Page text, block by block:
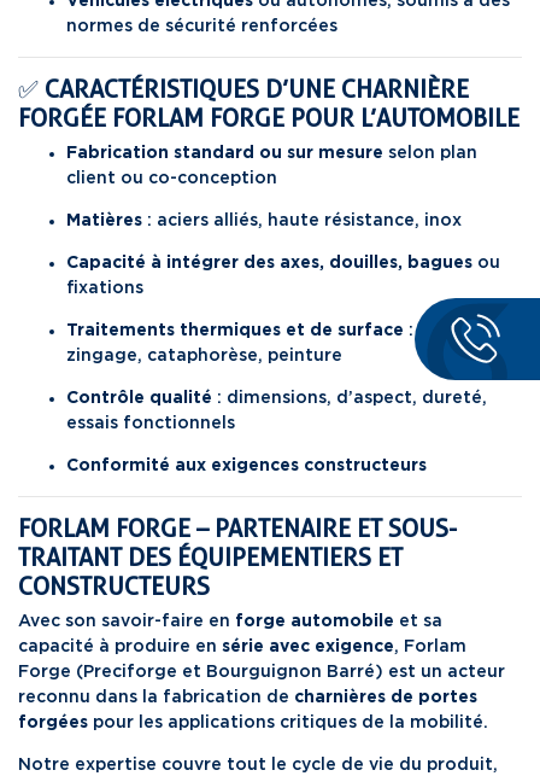
normes de sécurité renforcées
✅ CARACTÉRISTIQUES D’UNE CHARNIÈRE
FORGÉE FORLAM FORGE POUR L’AUTOMOBILE
Fabrication standard ou sur mesure selon plan
client ou co-conception
Matières : aciers alliés, haute résistance, inox
Capacité à intégrer des axes, douilles, bagues ou
fixations
Traitements thermiques et de surface : trempe,
zingage, cataphorèse, peinture
Contrôle qualité : dimensions, d’aspect, dureté,
essais fonctionnels
Conformité aux exigences constructeurs
FORLAM FORGE – PARTENAIRE ET SOUS-
TRAITANT DES ÉQUIPEMENTIERS ET
CONSTRUCTEURS
Avec son savoir-faire en forge automobile et sa
capacité à produire en série avec exigence, Forlam
Forge (Preciforge et Bourguignon Barré) est un acteur
reconnu dans la fabrication de charnières de portes
forgées pour les applications critiques de la mobilité.
Notre expertise couvre tout le cycle de vie du produit,